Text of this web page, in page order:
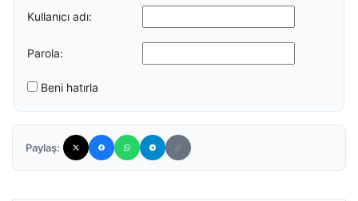
Kullanıcı adı:
Parola:
Beni hatırla
Paylaş: